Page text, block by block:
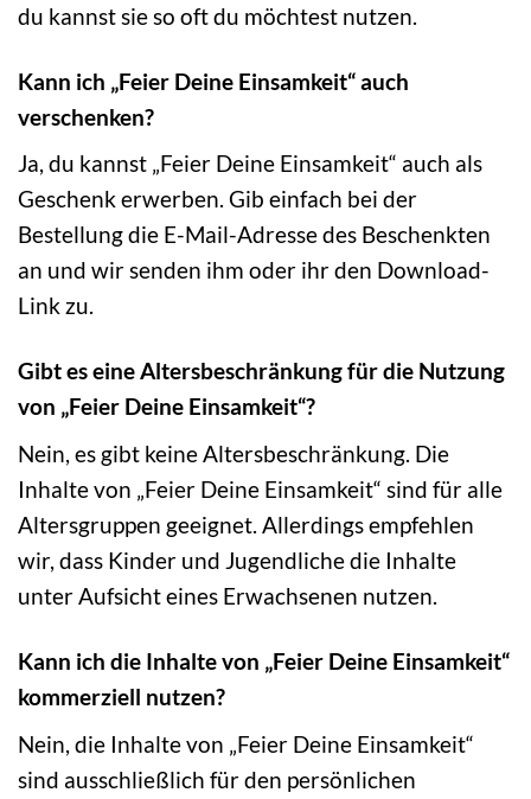
du kannst sie so oft du möchtest nutzen.
Kann ich „Feier Deine Einsamkeit“ auch
verschenken?
Ja, du kannst „Feier Deine Einsamkeit“ auch als
Geschenk erwerben. Gib einfach bei der
Bestellung die E-Mail-Adresse des Beschenkten
an und wir senden ihm oder ihr den Download-
Link zu.
Gibt es eine Altersbeschränkung für die Nutzung
von „Feier Deine Einsamkeit“?
Nein, es gibt keine Altersbeschränkung. Die
Inhalte von „Feier Deine Einsamkeit“ sind für alle
Altersgruppen geeignet. Allerdings empfehlen
wir, dass Kinder und Jugendliche die Inhalte
unter Aufsicht eines Erwachsenen nutzen.
Kann ich die Inhalte von „Feier Deine Einsamkeit“
kommerziell nutzen?
Nein, die Inhalte von „Feier Deine Einsamkeit“
sind ausschließlich für den persönlichen